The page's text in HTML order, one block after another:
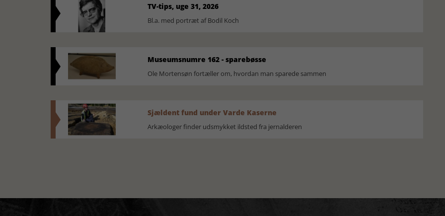
TV-tips, uge 31, 2026
Bl.a. med portræt af Bodil Koch
Museumsnumre 162 - sparebøsse
Ole Mortensøn fortæller om, hvordan man sparede sammen
Sjældent fund under Varde Kaserne
Arkæologer finder udsmykket ildsted fra jernalderen